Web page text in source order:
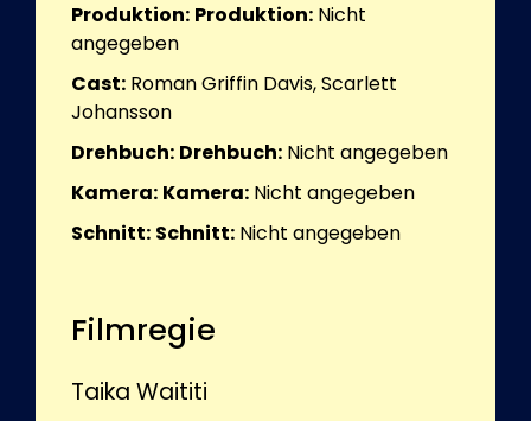
Produktion: Produktion: Nicht
angegeben
Cast: Roman Griffin Davis, Scarlett
Johansson
Drehbuch: Drehbuch: Nicht angegeben
Kamera: Kamera: Nicht angegeben
Schnitt: Schnitt: Nicht angegeben
Filmregie
Taika Waititi